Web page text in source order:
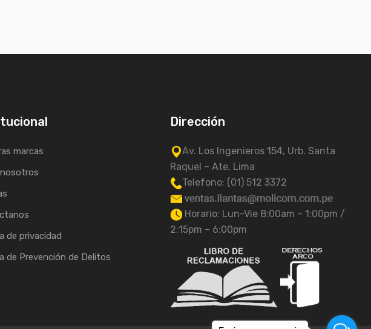
marcas
de privacidad
de Prevención de Delitos
Dirección
Av. Los Ingenieros 154, Urb. Santa
Raquel – Ate, Lima
Telefono: (01) 512 3372
Horario: Lun-Vie 8:00am – 1:00pm /
2:15pm – 6:00pm